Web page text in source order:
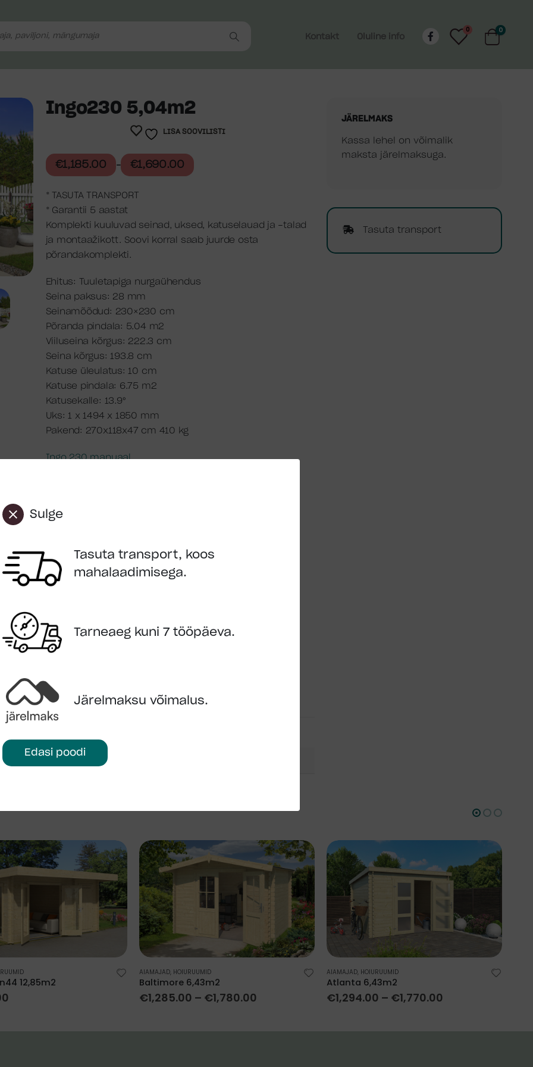
Sulge
Tasuta transport, koos
mahalaadimisega.
Tarneaeg kuni 7 tööpäeva.
Järelmaksu võimalus.
Edasi poodi
Kontakt Oluline info
0 0
Ingo230 5,04m2
€1,185.00 – €1,690.00
* TASUTA TRANSPORT
* Garantii 5 aastat
Komplekti kuuluvad seinad, uksed, katuselauad ja -talad
ja montaažikott. Soovi korral saab juurde osta
põrandakomplekti.
Ehitus: Tuuletapiga nurgaühendus
Seina paksus: 28 mm
Seinamõõdud: 230×230 cm
Põranda pindala: 5.04 m2
Viiluseina kõrgus: 222.3 cm
Seina kõrgus: 193.8 cm
Katuse üleulatus: 10 cm
Katuse pindala: 6.75 m2
Katusekalle: 13.9°
Uks: 1 x 1494 x 1850 mm
Pakend: 270x118x47 cm 410 kg
Ingo 230 manuaal
Kategooria:
VÄRV
LISA SOOVILISTI
JÄRELMAKS
Kassa lehel on võimalik
maksta järelmaksuga.
Tasuta transport
12,85m2
AIAMAJAD, HOIURUUMID
Baltimore 6,43m2
€1,285.00 – €1,780.00
AIAMAJAD, HOIURUUMID
Atlanta 6,43m2
€1,294.00 – €1,770.00